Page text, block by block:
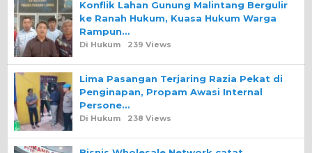
Konflik Lahan Gunung Malintang Bergulir
ke Ranah Hukum, Kuasa Hukum Warga
Rampun…
Di Hukum 239 Views
Lima Pasangan Terjaring Razia Pekat di
Penginapan, Propam Awasi Internal
Persone…
Di Hukum 238 Views